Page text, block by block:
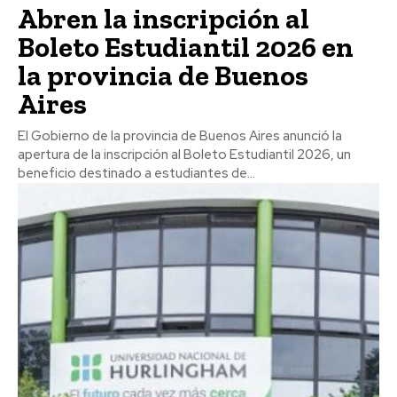
Abren la inscripción al
Boleto Estudiantil 2026 en
la provincia de Buenos
Aires
El Gobierno de la provincia de Buenos Aires anunció la
apertura de la inscripción al Boleto Estudiantil 2026, un
beneficio destinado a estudiantes de...